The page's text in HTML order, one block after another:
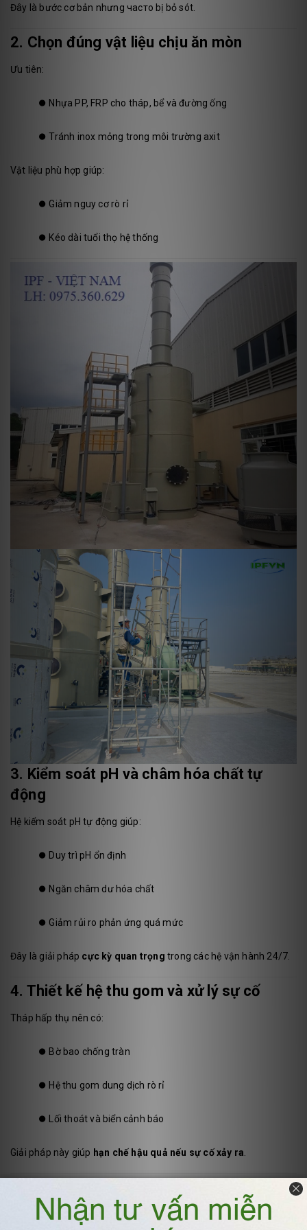
Đây là bước cơ bản nhưng часто bị bỏ sót.
2. Chọn đúng vật liệu chịu ăn mòn
Ưu tiên:
⏺️ Nhựa PP, FRP cho tháp, bể và đường ống
⏺️Tránh inox mỏng trong môi trường axit
Vật liệu phù hợp giúp:
⏺️ Giảm nguy cơ rò rỉ
⏺️ Kéo dài tuổi thọ hệ thống
3. Kiểm soát pH và châm hóa chất tự
động
Hệ kiểm soát pH tự động giúp:
⏺️ Duy trì pH ổn định
⏺️ Ngăn châm dư hóa chất
⏺️ Giảm rủi ro phản ứng quá mức
Đây là giải pháp cực kỳ quan trọng trong các hệ vận hành 24/7.
4. Thiết kế hệ thu gom và xử lý sự cố
Tháp hấp thụ nên có:
⏺️ Bờ bao chống tràn
⏺️ Hệ thu gom dung dịch rò rỉ
⏺️ Lối thoát và biển cảnh báo
Giải pháp này giúp hạn chế hậu quả nếu sự cố xảy ra
Ngay cả hệ thống tốt cũng cần: